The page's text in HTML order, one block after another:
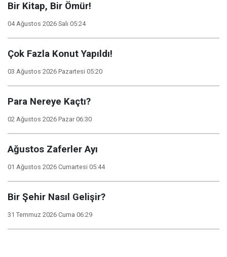
Bir Kitap, Bir Ömür!
04 Ağustos 2026 Salı 05:24
Çok Fazla Konut Yapıldı!
03 Ağustos 2026 Pazartesi 05:20
Para Nereye Kaçtı?
02 Ağustos 2026 Pazar 06:30
Ağustos Zaferler Ayı
01 Ağustos 2026 Cumartesi 05:44
Bir Şehir Nasıl Gelişir?
31 Temmuz 2026 Cuma 06:29